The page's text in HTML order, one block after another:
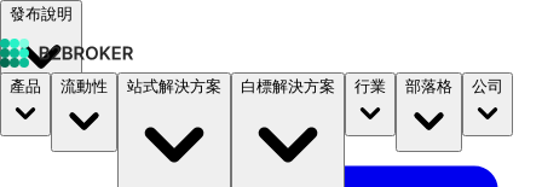
發布說明
文件 定價 B2STORE
產品 流動性 站式解決方案 白標解決方案 行業 部落格 公司